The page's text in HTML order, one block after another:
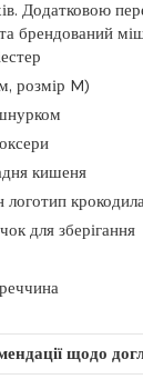
Додатковою
брендований
розмір M)
кишеня
крокодила
для зберігання
щодо